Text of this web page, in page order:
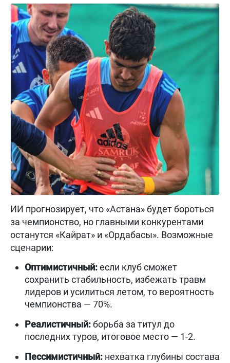
ИИ прогнозирует, что «Астана» будет бороться
за чемпионство, но главными конкурентами
останутся «Кайрат» и «Ордабасы». Возможные
сценарии:
Оптимистичный:если клуб сможет
сохранить стабильность, избежать травм
лидеров и усилиться летом, то вероятность
чемпионства — 70%.
Реалистичный:борьба за титул до
последних туров, итоговое место — 1-2.
Пессимистичный: нехватка глубины состава